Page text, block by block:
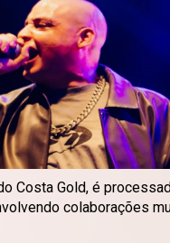
Costa Gold, é
colaborações